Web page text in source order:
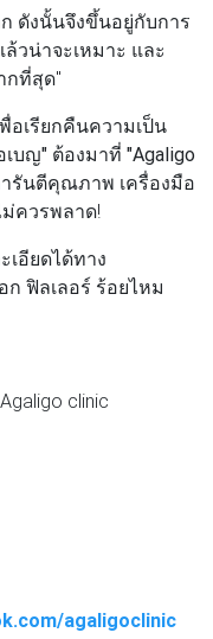
ดังนั้นจึงขึ้นอยู่กับการ
วน่าจะเหมาะ และ
กที่สุด"
อเรียกคืนความเป็น
เบญ" ต้องมาที่ "Agaligo
รันตีคุณภาพ เครื่องมือ
ควรพลาด!
อียดได้ทาง
ก ฟิลเลอร์ ร้อยไหม
clinic
agaligoclinic